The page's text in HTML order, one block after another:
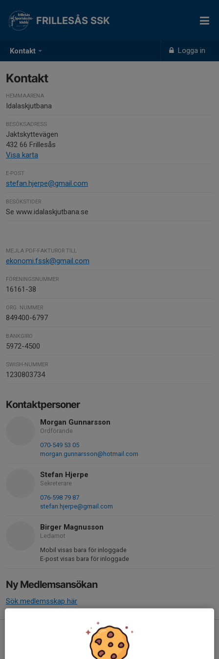
Kontakt Logga in
FRILLESÅS SSK
Kontakt
HEMMAARENA
Idalaskjutbana
BESÖKSADRESS
Jaktskyttevägen
432 66 Frillesås
Visa karta
E-POST
stefan.hjerpe@gmail.com
BESÖKSTIDER
Se www.idalaskjutbana.se
MEJLA PDF-FAKTUROR TILL
ekonomi.fssk@gmail.com
FÖRENINGSNUMMER
16161-38
ORG. NUMMER
849400-6797
BANKGIRO
5972-4500
SWISH-NUMMER
1230803734
Kontaktpersoner
Morgan Gunnarsson
Ordförande
070-549 53 05
morgan.gunnarsson@hotmail.com
Stefan Hjerpe
Sekreterare
076-598 79 87
stefan.hjerpe@gmail.com
Birger Magnusson
Ledamot
Mobil visas bara för inloggade
E-post visas bara för inloggade
Ny Medlemsansökan
Sök medlemsskap här